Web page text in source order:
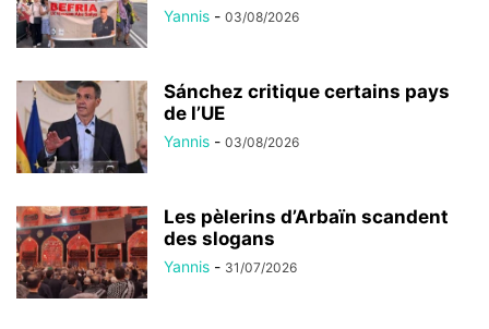
Yannis - 03/08/2026
Sánchez critique certains pays
de l’UE
Yannis - 03/08/2026
Les pèlerins d’Arbaïn scandent
des slogans
Yannis - 31/07/2026